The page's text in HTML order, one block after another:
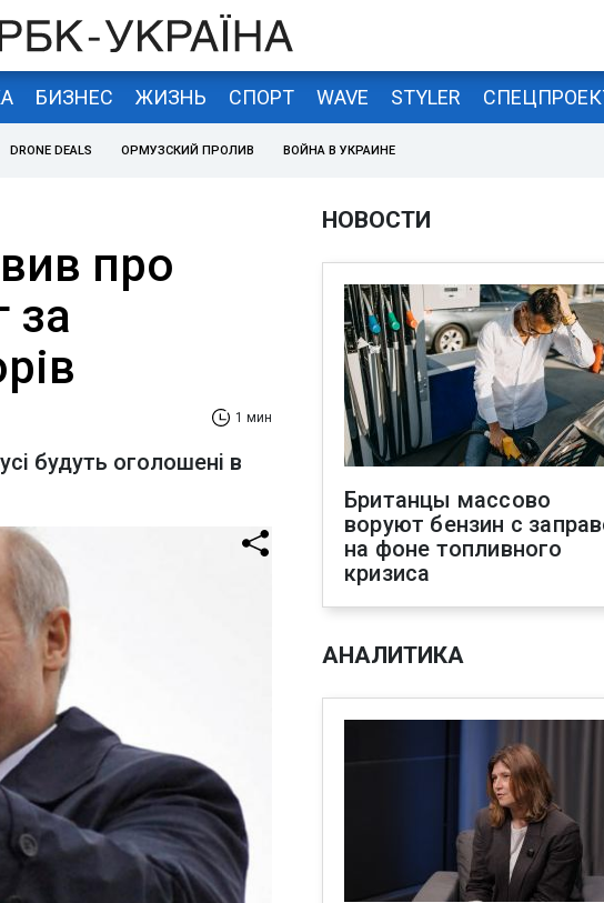
БИЗНЕС ЖИЗНЬ СПОРТ WAVE STYLER
DRONE DEALS ОРМУЗСКИЙ ПРОЛИВ ВОЙНА В УКРАИНЕ
про
за
1 мин
будуть оголошені в
НОВОСТИ
Британцы массово
воруют бензин с
на фоне топливного
кризиса
АНАЛИТИКА